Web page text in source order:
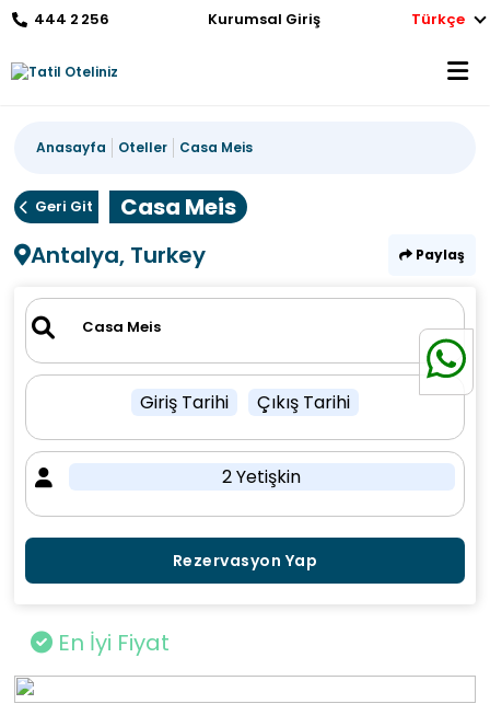
444 2 256 Kurumsal Giriş Türkçe
Anasayfa Oteller Casa Meis
Geri Git
Casa Meis
Antalya, Turkey
Paylaş
Giriş Tarihi Çıkış Tarihi
2 Yetişkin
Rezervasyon Yap
En İyi Fiyat